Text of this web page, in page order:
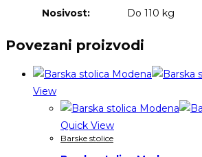
Nosivost:
Do 110 kg
Povezani proizvodi
View
Quick View
Barske stolice